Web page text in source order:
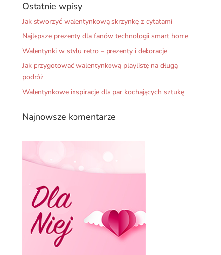
Ostatnie wpisy
Jak stworzyć walentynkową skrzynkę z cytatami
Najlepsze prezenty dla fanów technologii smart home
Walentynki w stylu retro – prezenty i dekoracje
Jak przygotować walentynkową playlistę na długą
podróż
Walentynkowe inspiracje dla par kochających sztukę
Najnowsze komentarze